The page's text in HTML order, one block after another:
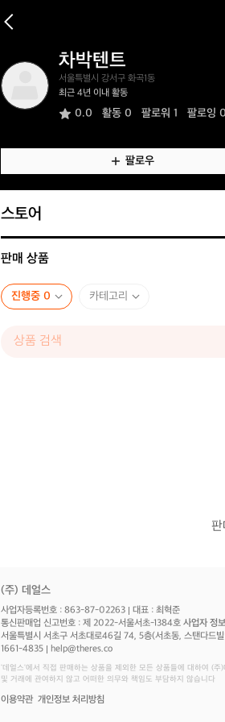
차
박
텐
차박텐트
서울특별시 강서구 화곡1동
최근 4년 이내 활동
0.0 활동 0 팔로워 1 팔로잉 0
팔로우
스토어
판매 상품
진행중 0 카테고리
(주) 데얼스
사업자등록번호 : 863-87-02263 대표 : 최혁준
통신판매업 신고번호 : 제 2022-서울서초-1384호 사업자 정
서울특별시 서초구 서초대로46길 74, 5층(서초동, 스탠다드
1661-4835 help@theres.co
‘데얼스'에서 직접 판매하는 상품을 제외한 모든 상품들에 대하여 (
및 거래에 관여하지 않고 어떠한 의무와 책임도 부담하지 않습니다
이용약관 개인정보 처리방침